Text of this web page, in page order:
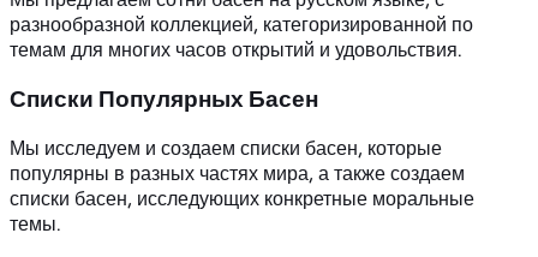
разнообразной коллекцией, категоризированной по
темам для многих часов открытий и удовольствия.
Списки Популярных Басен
Мы исследуем и создаем списки басен, которые
популярны в разных частях мира, а также создаем
списки басен, исследующих конкретные моральные
темы.